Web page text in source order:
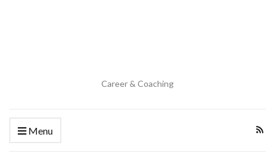
Career & Coaching
Menu